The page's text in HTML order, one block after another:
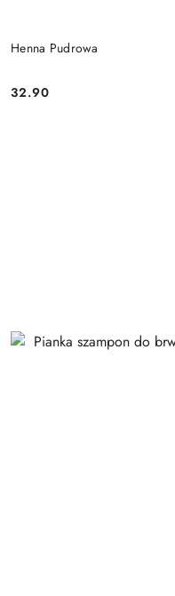
Henna Pudrowa
Cena:
32.90